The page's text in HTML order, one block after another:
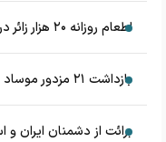
اطعام روزانه ۲۰ هزار زائر در حرم بانوی کرامت تا پایان ماه صفر
بازداشت ۲۱ مزدور موساد و ۴ شرور مسلح توسط وزارت اطلاعات
برائت از دشمنان ایران و